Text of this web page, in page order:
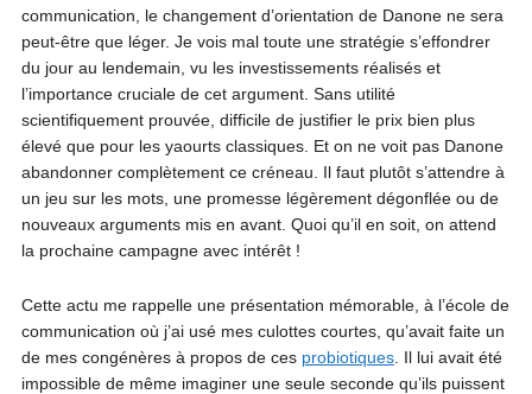
communication, le changement d’orientation de Danone ne sera
peut-être que léger. Je vois mal toute une stratégie s’effondrer
du jour au lendemain, vu les investissements réalisés et
l’importance cruciale de cet argument. Sans utilité
scientifiquement prouvée, difficile de justifier le prix bien plus
élevé que pour les yaourts classiques. Et on ne voit pas Danone
abandonner complètement ce créneau. Il faut plutôt s’attendre à
un jeu sur les mots, une promesse légèrement dégonflée ou de
nouveaux arguments mis en avant. Quoi qu’il en soit, on attend
la prochaine campagne avec intérêt !
Cette actu me rappelle une présentation mémorable, à l’école de
communication où j’ai usé mes culottes courtes, qu’avait faite un
de mes congénères à propos de ces probiotiques. Il lui avait été
impossible de même imaginer une seule seconde qu’ils puissent